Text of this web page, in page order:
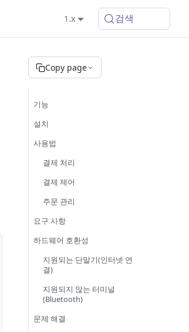
1.x 검색
Copy page
기능
설치
사용법
결제 처리
결제 제어
주문 관리
요구 사항
하드웨어 호환성
지원되는 단말기(인터넷 연
결)
지원되지 않는 터미널
(Bluetooth)
문제 해결